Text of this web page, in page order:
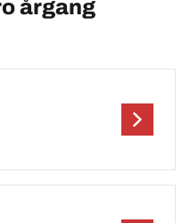
årgang